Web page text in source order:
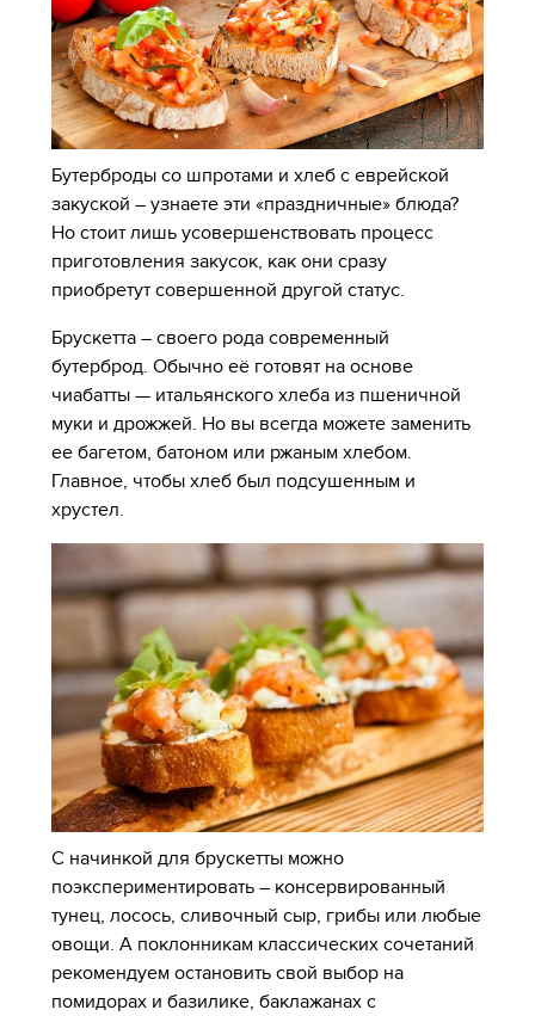
Бутерброды со шпротами и хлеб с еврейской
закуской – узнаете эти «праздничные» блюда?
Но стоит лишь усовершенствовать процесс
приготовления закусок, как они сразу
приобретут совершенной другой статус.
Брускетта – своего рода современный
бутерброд. Обычно её готовят на основе
чиабатты — итальянского хлеба из пшеничной
муки и дрожжей. Но вы всегда можете заменить
ее багетом, батоном или ржаным хлебом.
Главное, чтобы хлеб был подсушенным и
хрустел.
С начинкой для брускетты можно
поэкспериментировать – консервированный
тунец, лосось, сливочный сыр, грибы или любые
овощи. А поклонникам классических сочетаний
рекомендуем остановить свой выбор на
помидорах и базилике, баклажанах с